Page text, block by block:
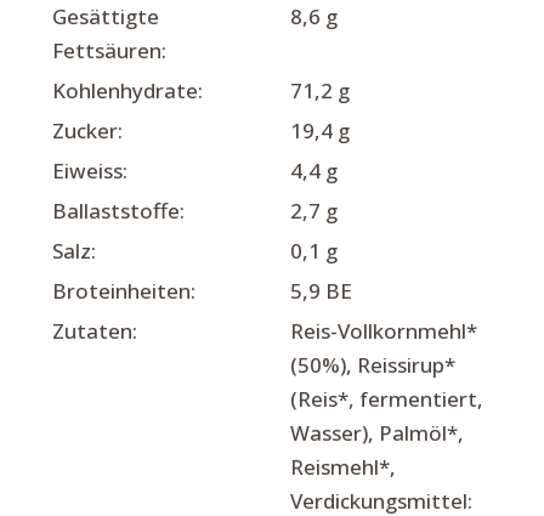
Gesättigte
Fettsäuren:
8,6 g
Kohlenhydrate:
71,2 g
Zucker:
19,4 g
Eiweiss:
4,4 g
Ballaststoffe:
2,7 g
Salz:
0,1 g
Broteinheiten:
5,9 BE
Zutaten:
Reis-Vollkornmehl*
(50%), Reissirup*
(Reis*, fermentiert,
Wasser), Palmöl*,
Reismehl*,
Verdickungsmittel: